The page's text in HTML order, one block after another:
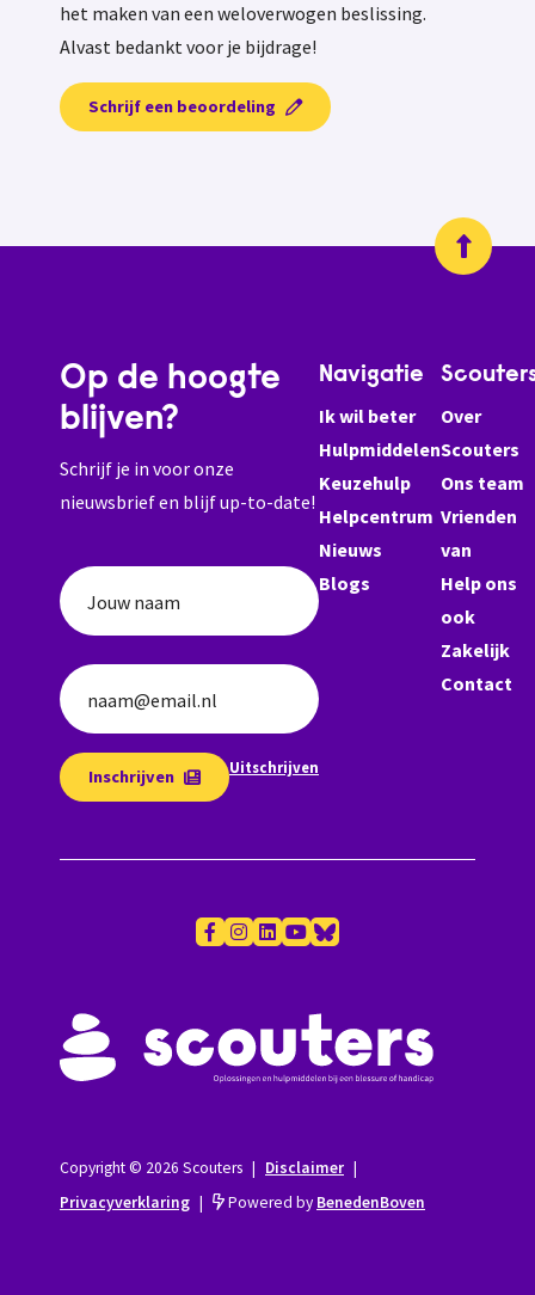
het maken van een weloverwogen beslissing.
Alvast bedankt voor je bijdrage!
Schrijf een beoordeling
Op de hoogte
blijven?
Schrijf je in voor onze
nieuwsbrief en blijf up-to-date!
Jouw naam
naam@email.nl
Inschrijven Uitschrijven
Navigatie
Ik wil beter
Hulpmiddelen
Keuzehulp
Helpcentrum
Nieuws
Blogs
Over
Scouters
Ons team
Vrienden
van
Help ons
ook
Zakelijk
Contact
Copyright © 2026 Scouters | Disclaimer |
Privacyverklaring | Powered by BenedenBoven